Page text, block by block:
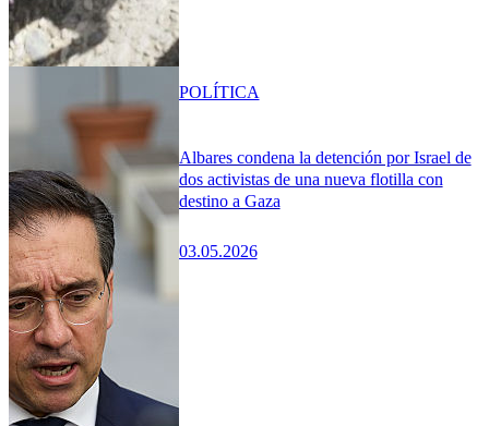
Albares condena la detención por Israel de
dos activistas de una nueva flotilla con
destino a Gaza
03.05.2026
POLÍTICA